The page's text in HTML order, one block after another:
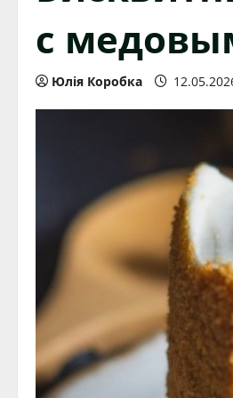
с
Юлія Коробка